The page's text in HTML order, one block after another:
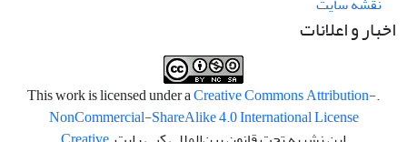
اخبار و اعلانات
.This work is licensed under a
Creative Commons Attribution-
NonCommercial-ShareAlike 4.0 International License